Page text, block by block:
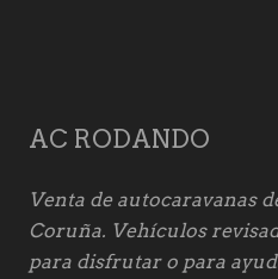
AC RODANDO
Venta de autocaravanas
Coruña. Vehículos
para disfrutar o para